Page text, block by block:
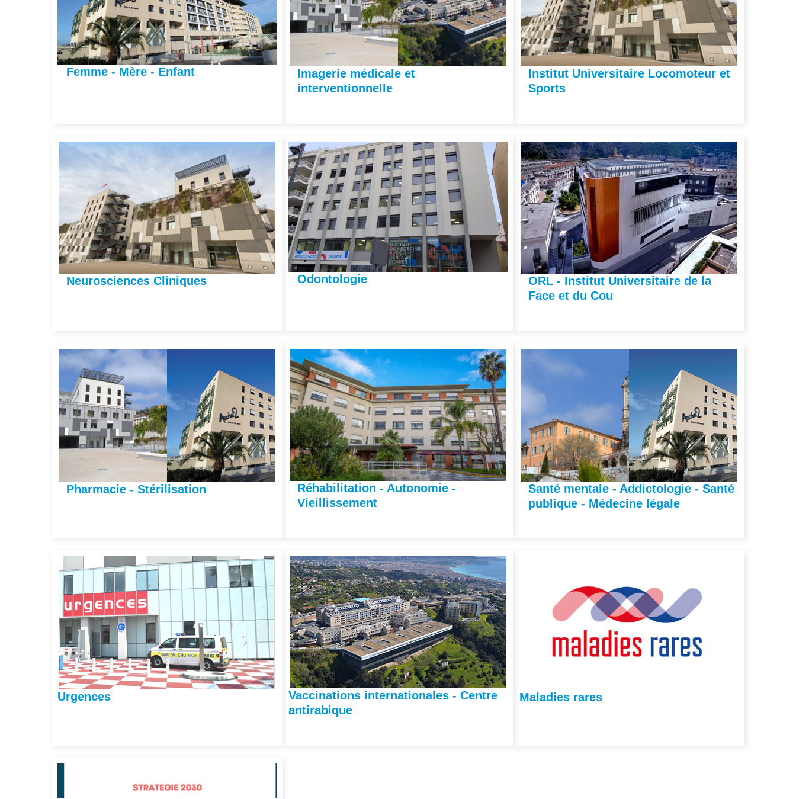
Femme - Mère - Enfant
Imagerie médicale et
interventionnelle
Institut Universitaire Locomoteur et
Sports
Neurosciences Cliniques Odontologie
ORL - Institut Universitaire de la
Face et du Cou
Pharmacie - Stérilisation
Réhabilitation - Autonomie -
Vieillissement
Santé mentale - Addictologie - Santé
publique - Médecine légale
Urgences
Vaccinations internationales - Centre
antirabique
Maladies rares